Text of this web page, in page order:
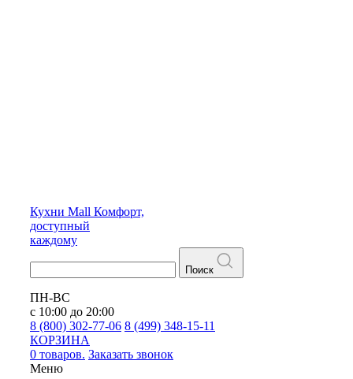
Кухни Mall Комфорт,
доступный
каждому
Поиск
ПН-ВС
с 10:00 до 20:00
8 (800) 302-77-06 8 (499) 348-15-11
КОРЗИНА
0 товаров. Заказать звонок
Меню